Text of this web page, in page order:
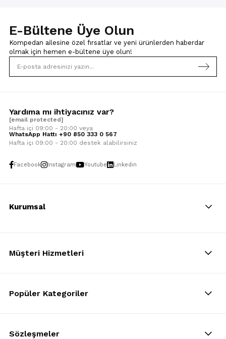
E-Bültene Üye Olun
Kompedan ailesine özel fırsatlar ve yeni ürünlerden haberdar
olmak için hemen e-bültene üye olun!
Yardıma mı ihtiyacınız var?
[email protected]
Hafta içi 09:00 - 20:00 veya
WhatsApp Hattı +90 850 333 0 567
Hafta içi 09:00 - 20:00 destek alabilirsiniz
Facebook Instagram Youtube Linkedin
Kurumsal
Müşteri Hizmetleri
Popüler Kategoriler
Sözleşmeler